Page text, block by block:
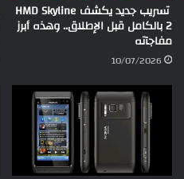
تسريب جديد يكشف HMD Skyline
2 بالكامل قبل الإطلاق.. وهذه أبرز
مفاجآته
10/07/2026